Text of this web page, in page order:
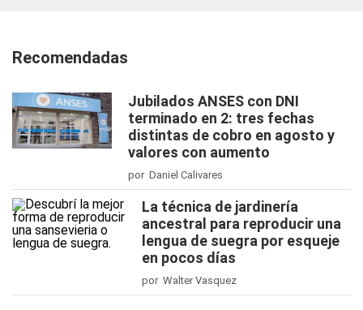
Recomendadas
Jubilados ANSES con DNI
terminado en 2: tres fechas
distintas de cobro en agosto y
valores con aumento
por Daniel Calivares
La técnica de jardinería
ancestral para reproducir una
lengua de suegra por esqueje
en pocos días
por Walter Vasquez